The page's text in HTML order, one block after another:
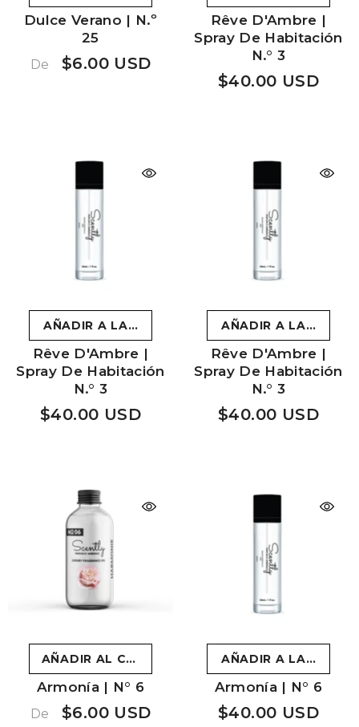
Dulce Verano | N.º
25
De $6.00 USD
Rêve D'Ambre |
Spray De Habitación
N.° 3
$40.00 USD
AÑADIR A LA CESTA
Rêve D'Ambre |
Spray De Habitación
N.° 3
$40.00 USD
AÑADIR A LA CESTA
Rêve D'Ambre |
Spray De Habitación
N.° 3
$40.00 USD
AÑADIR AL CARRITO
Armonía | N° 6
De $6.00 USD
AÑADIR A LA CESTA
Armonía | N° 6
$40.00 USD